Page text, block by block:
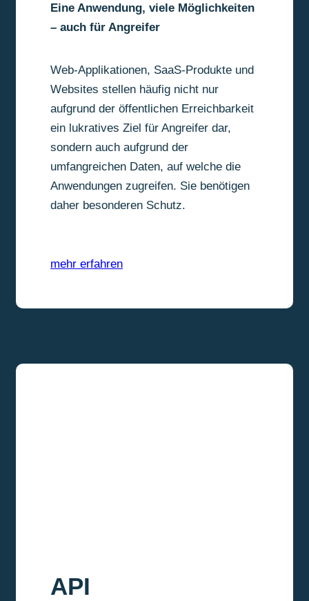
Eine Anwendung, viele Möglichkeiten
– auch für Angreifer
Web-Applikationen, SaaS-Produkte und
Websites stellen häufig nicht nur
aufgrund der öffentlichen Erreichbarkeit
ein lukratives Ziel für Angreifer dar,
sondern auch aufgrund der
umfangreichen Daten, auf welche die
Anwendungen zugreifen. Sie benötigen
daher besonderen Schutz.
mehr erfahren
API